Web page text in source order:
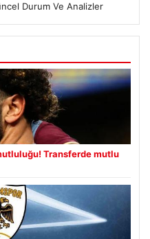
Durum Ve Analizler
Transferde mutlu